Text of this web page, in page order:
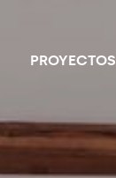
PROYECTOS